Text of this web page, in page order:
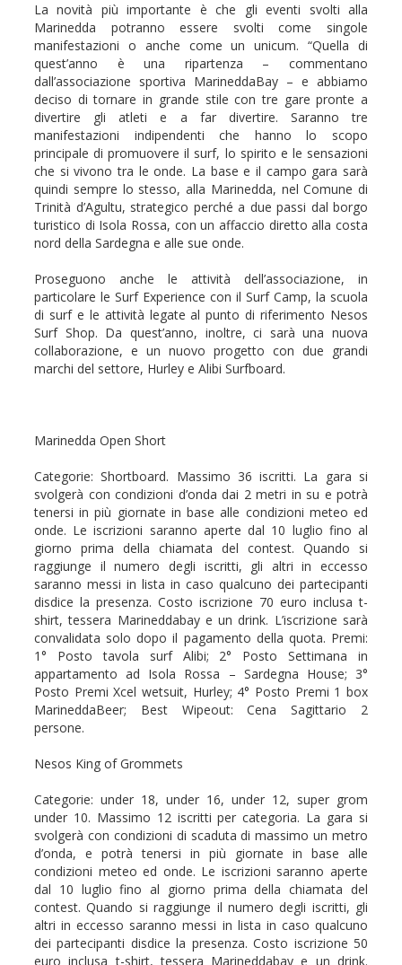
La novità più importante è che gli eventi svolti alla
Marinedda potranno essere svolti come singole
manifestazioni o anche come un unicum. “Quella di
quest’anno è una ripartenza – commentano
dall’associazione sportiva MarineddaBay – e abbiamo
deciso di tornare in grande stile con tre gare pronte a
divertire gli atleti e a far divertire. Saranno tre
manifestazioni indipendenti che hanno lo scopo
principale di promuovere il surf, lo spirito e le sensazioni
che si vivono tra le onde. La base e il campo gara sarà
quindi sempre lo stesso, alla Marinedda, nel Comune di
Trinità d’Agultu, strategico perché a due passi dal borgo
turistico di Isola Rossa, con un affaccio diretto alla costa
nord della Sardegna e alle sue onde.
Proseguono anche le attività dell’associazione, in
particolare le Surf Experience con il Surf Camp, la scuola
di surf e le attività legate al punto di riferimento Nesos
Surf Shop. Da quest’anno, inoltre, ci sarà una nuova
collaborazione, e un nuovo progetto con due grandi
marchi del settore, Hurley e Alibi Surfboard.
Marinedda Open Short
Categorie: Shortboard. Massimo 36 iscritti. La gara si
svolgerà con condizioni d’onda dai 2 metri in su e potrà
tenersi in più giornate in base alle condizioni meteo ed
onde. Le iscrizioni saranno aperte dal 10 luglio fino al
giorno prima della chiamata del contest. Quando si
raggiunge il numero degli iscritti, gli altri in eccesso
saranno messi in lista in caso qualcuno dei partecipanti
disdice la presenza. Costo iscrizione 70 euro inclusa t-
shirt, tessera Marineddabay e un drink. L’iscrizione sarà
convalidata solo dopo il pagamento della quota. Premi:
1° Posto tavola surf Alibi; 2° Posto Settimana in
appartamento ad Isola Rossa – Sardegna House; 3°
Posto Premi Xcel wetsuit, Hurley; 4° Posto Premi 1 box
MarineddaBeer; Best Wipeout: Cena Sagittario 2
persone.
Nesos King of Grommets
Categorie: under 18, under 16, under 12, super grom
under 10. Massimo 12 iscritti per categoria. La gara si
svolgerà con condizioni di scaduta di massimo un metro
d’onda, e potrà tenersi in più giornate in base alle
condizioni meteo ed onde. Le iscrizioni saranno aperte
dal 10 luglio fino al giorno prima della chiamata del
contest. Quando si raggiunge il numero degli iscritti, gli
altri in eccesso saranno messi in lista in caso qualcuno
dei partecipanti disdice la presenza. Costo iscrizione 50
euro inclusa t-shirt, tessera Marineddabay e un drink.